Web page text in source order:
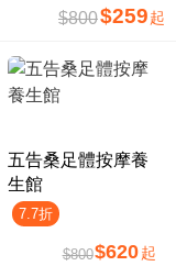
$800$259 起
五告桑足體按摩養
生館
7.7折
$800$620 起